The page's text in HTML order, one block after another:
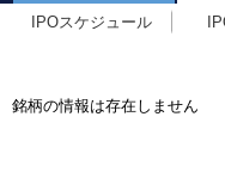
IPOスケジュール
銘柄の情報は存在しません